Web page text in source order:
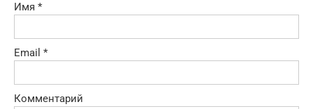
Имя *
Email *
Комментарий